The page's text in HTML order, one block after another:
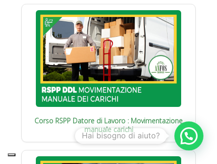
Corso RSPP Datore di Lavoro : Movimentazione
manuale carichi